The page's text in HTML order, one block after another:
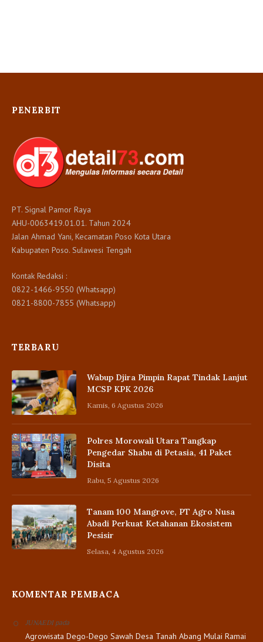
PENERBIT
PT. Signal Pamor Raya
AHU-0063419.01.01. Tahun 2024
Jalan Ahmad Yani, Kecamatan Poso Kota Utara
Kabupaten Poso. Sulawesi Tengah
Kontak Redaksi :
0822-1466-9550 (Whatsapp)
0821-8800-7855 (Whatsapp)
TERBARU
Wabup Djira Pimpin Rapat Tindak Lanjut
MCSP KPK 2026
Kamis, 6 Agustus 2026
Polres Morowali Utara Tangkap
Pengedar Shabu di Petasia, 41 Paket
Disita
Rabu, 5 Agustus 2026
Tanam 100 Mangrove, PT Agro Nusa
Abadi Perkuat Ketahanan Ekosistem
Pesisir
Selasa, 4 Agustus 2026
KOMENTAR PEMBACA
JUNAEDIpada
Agrowisata Dego-Dego Sawah Desa Tanah Abang Mulai Ramai